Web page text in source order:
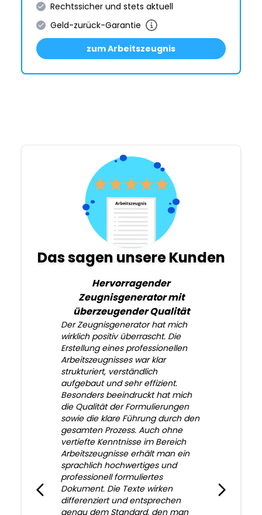
Rechtssicher und stets aktuell
Geld-zurück-Garantie
zum Arbeitszeugnis
Das sagen unsere Kunden
Hervorragender
Zeugnisgenerator mit
überzeugender Qualität
Der Zeugnisgenerator hat mich
wirklich positiv überrascht. Die
Erstellung eines professionellen
Arbeitszeugnisses war klar
strukturiert, verständlich
aufgebaut und sehr effizient.
Besonders beeindruckt hat mich
die Qualität der Formulierungen
sowie die klare Führung durch den
gesamten Prozess. Auch ohne
vertiefte Kenntnisse im Bereich
Arbeitszeugnisse erhält man ein
sprachlich hochwertiges und
professionell formuliertes
Dokument. Die Texte wirken
differenziert und entsprechen
genau dem Standard, den man